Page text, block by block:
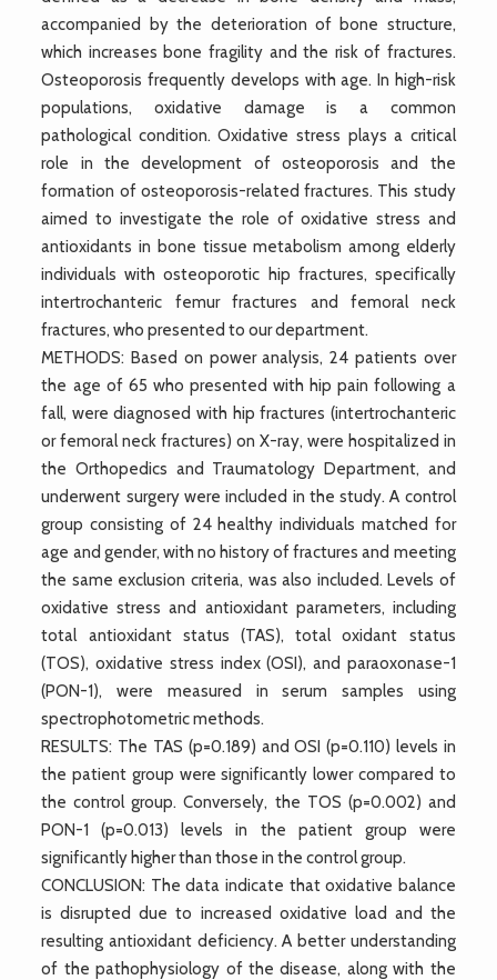
accompanied by the deterioration of bone structure,
which increases bone fragility and the risk of fractures.
Osteoporosis frequently develops with age. In high-risk
populations, oxidative damage is a common
pathological condition. Oxidative stress plays a critical
role in the development of osteoporosis and the
formation of osteoporosis-related fractures. This study
aimed to investigate the role of oxidative stress and
antioxidants in bone tissue metabolism among elderly
individuals with osteoporotic hip fractures, specifically
intertrochanteric femur fractures and femoral neck
fractures, who presented to our department.
METHODS: Based on power analysis, 24 patients over
the age of 65 who presented with hip pain following a
fall, were diagnosed with hip fractures (intertrochanteric
or femoral neck fractures) on X-ray, were hospitalized in
the Orthopedics and Traumatology Department, and
underwent surgery were included in the study. A control
group consisting of 24 healthy individuals matched for
age and gender, with no history of fractures and meeting
the same exclusion criteria, was also included. Levels of
oxidative stress and antioxidant parameters, including
total antioxidant status (TAS), total oxidant status
(TOS), oxidative stress index (OSI), and paraoxonase-1
(PON-1), were measured in serum samples using
spectrophotometric methods.
RESULTS: The TAS (p=0.189) and OSI (p=0.110) levels in
the patient group were significantly lower compared to
the control group. Conversely, the TOS (p=0.002) and
PON-1 (p=0.013) levels in the patient group were
significantly higher than those in the control group.
CONCLUSION: The data indicate that oxidative balance
is disrupted due to increased oxidative load and the
resulting antioxidant deficiency. A better understanding
of the pathophysiology of the disease, along with the